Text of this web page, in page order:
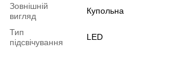
Зовнішній
вигляд
Купольна
Тип
підсвічування
LED